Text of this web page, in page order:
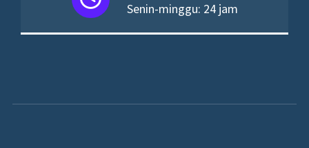
Senin-minggu: 24 jam